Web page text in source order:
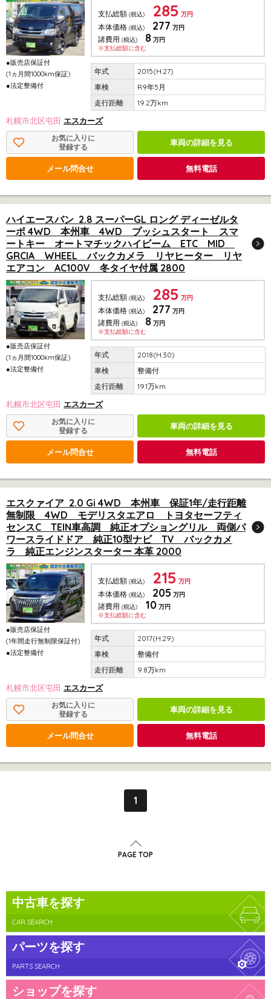
●販売店保証付
(1ヵ月間1000km保証)
●法定整備付
支払総額 (税込) 285 万円
本体価格 (税込) 277 万円
諸費用 (税込) 8 万円
※支払総額に含む
2015(H.27)
R9年5月
19.2万km
札幌市北区屯田 エスカーズ
お気に入りに
登録する
車両の詳細を見る
メール問合せ 無料電話
ハイエースバン 2.8 スーパーGL ロング ディーゼルタ
ーボ 4WD 本州車 4WD プッシュスタート スマ
ートキー オートマチックハイビーム ETC MID
GRCIA WHEEL バックカメラ リヤヒーター リヤ
エアコン AC100V 冬タイヤ付属 2800
●販売店保証付
(1ヵ月間1000km保証)
●法定整備付
支払総額 (税込) 285 万円
本体価格 (税込) 277 万円
諸費用 (税込) 8 万円
※支払総額に含む
2018(H.30)
整備付
19.1万km
札幌市北区屯田 エスカーズ
お気に入りに
登録する
車両の詳細を見る
メール問合せ 無料電話
エスクァイア 2.0 Gi 4WD 本州車 保証1年/走行距離
無制限 4WD モデリスタエアロ トヨタセーフティ
センスC TEIN車高調 純正オプショングリル 両側パ
ワースライドドア 純正10型ナビ TV バックカメ
ラ 純正エンジンスターター 本革 2000
●販売店保証付
(1年間走行無制限保証付)
●法定整備付
支払総額 (税込) 215 万円
本体価格 (税込) 205 万円
諸費用 (税込) 10 万円
※支払総額に含む
2017(H.29)
整備付
9.8万km
札幌市北区屯田 エスカーズ
お気に入りに
登録する
車両の詳細を見る
メール問合せ 無料電話
1
PAGE TOP
中古車を探す
CAR SEARCH
パーツを探す
PARTS SEARCH
ショップを探す